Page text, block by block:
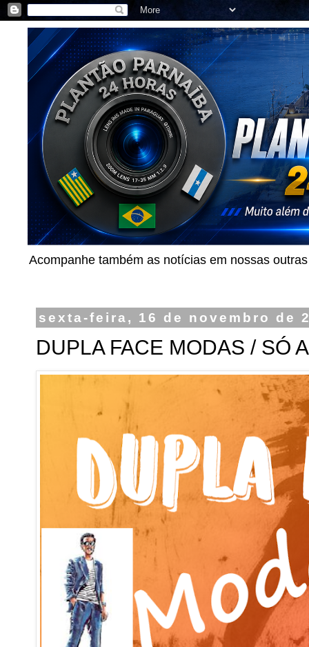
Acompanhe também as notícias em nossas
sexta-feira, 16 de novembro de
DUPLA FACE MODAS / SÓ